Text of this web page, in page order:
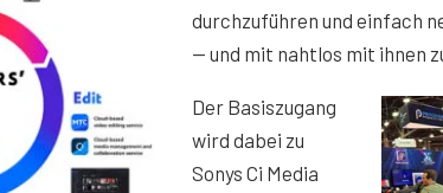
durchzuführen und einfach
— und mit nahtlos mit ihnen
Der Basiszugang
wird dabei zu
Sonys Ci Media